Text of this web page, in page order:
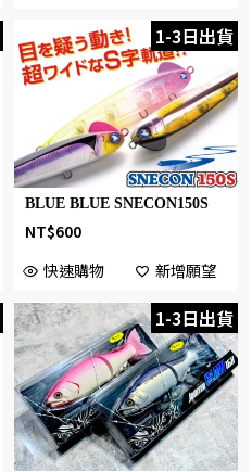
1-3日出貨
BLUE BLUE SNECON150S
NT$600
快速購物
新增願望
1-3日出貨